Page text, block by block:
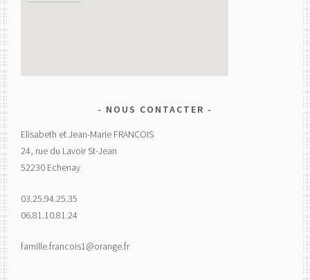
NOUS CONTACTER
Elisabeth et Jean-Marie FRANCOIS
24, rue du Lavoir St-Jean
52230 Echenay
03.25.94.25.35
06.81.10.81.24
famille.francois1@orange.fr